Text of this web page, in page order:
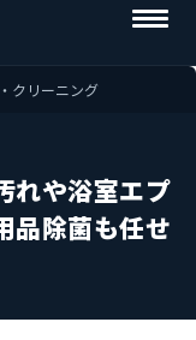
クリーニング
れや浴室エプ
品除菌も任せ